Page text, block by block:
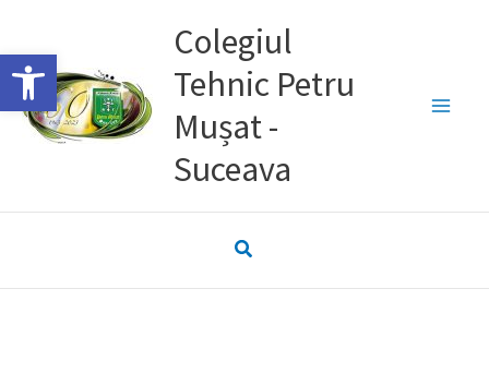
Deschide bara de unelte
to
content
Colegiul
Tehnic Petru
Mușat -
Suceava